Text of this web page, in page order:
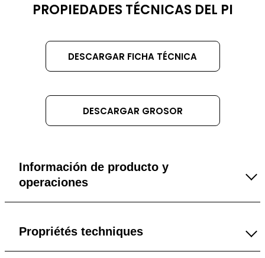
DATASHEET
PROPIEDADES TÉCNICAS DEL PI
DESCARGAR FICHA TÉCNICA
DESCARGAR GROSOR
Información de producto y
operaciones
0.125 mm
Propriétés techniques